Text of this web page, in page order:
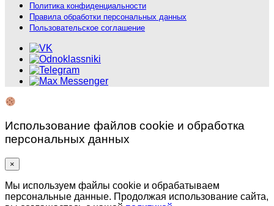
Политика конфиденциальности
Правила обработки персональных данных
Пользовательское соглашение
Использование файлов cookie и обработка
персональных данных
×
Мы используем файлы cookie и обрабатываем
персональные данные. Продолжая использование сайта,